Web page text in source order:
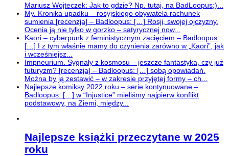
Mariusz Wojteczek: Jak to gdzie? Np. tutaj, na BadLoopus;)...
My. Kronika upadku – rosyjskiego obywatela rachunek
sumienia [recenzja] – Badloopus: […] Rosji, swojej ojczyzny.
Ocenia ją nie tylko w gorzko – satyrycznej now...
Kaori – cyberpunk z feministycznym zacięciem – Badloopus:
[…] I z tym właśnie mamy do czynienia zarówno w „Kaori”, jak
i wcześniejsz...
Impneurium. Sygnały z kosmosu – jeszcze fantastyka, czy już
futuryzm? [recenzja] – Badloopus: […] sobą opowiadań.
Można by ją zestawić – w zakresie przyjętej formy – ch...
Najlepsze komiksy 2022 roku – serie kontynuowane –
Badloopus: […] w “Injustice” mieliśmy najpierw konflikt
podstawowy, na Ziemi, między...
Najlepsze książki przeczytane w 2025
roku